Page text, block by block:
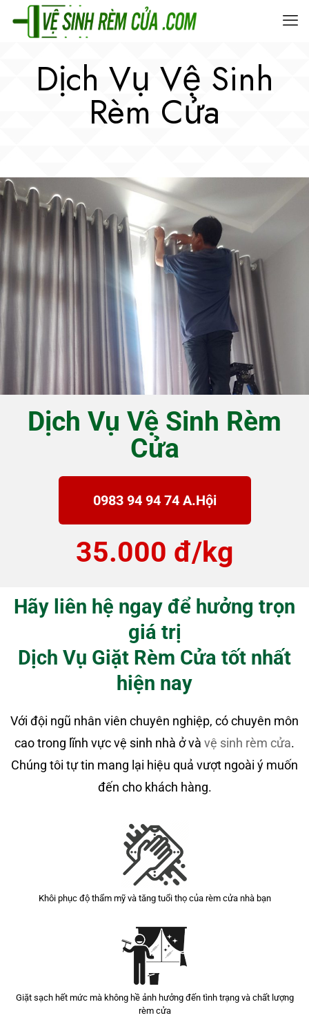
Dịch Vụ Vệ Sinh
Rèm Cửa
Dịch Vụ Vệ Sinh Rèm
Cửa
0983 94 94 74 A.Hội
35.000 đ/kg
Hãy liên hệ ngay để hưởng trọn
giá trị
Dịch Vụ Giặt Rèm Cửa tốt nhất
hiện nay
Với đội ngũ nhân viên chuyên nghiệp, có chuyên môn
cao trong lĩnh vực vệ sinh nhà ở và vệ sinh rèm cửa.
Chúng tôi tự tin mang lại hiệu quả vượt ngoài ý muốn
đến cho khách hàng.
Khôi phục độ thẩm mỹ và tăng tuổi thọ của rèm cửa nhà bạn
Giặt sạch hết mức mà không hề ảnh hưởng đến tình trạng và chất lượng
rèm cửa